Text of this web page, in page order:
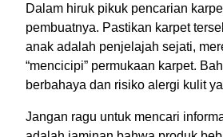
Dalam hiruk pikuk pencarian
pembuatnya. Pastikan karpet
anak adalah penjelajah sejati,
“mencicipi” permukaan karpet.
berbahaya dan risiko alergi kulit
Jangan ragu untuk mencari